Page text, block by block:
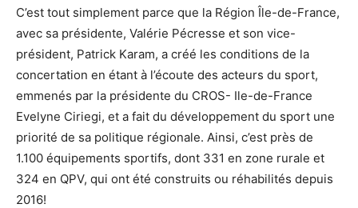
C’est tout simplement parce que la Région Île-de-France,
avec sa présidente, Valérie Pécresse et son vice-
président, Patrick Karam, a créé les conditions de la
concertation en étant à l’écoute des acteurs du sport,
emmenés par la présidente du CROS- Ile-de-France
Evelyne Ciriegi, et a fait du développement du sport une
priorité de sa politique régionale. Ainsi, c’est près de
1.100 équipements sportifs, dont 331 en zone rurale et
324 en QPV, qui ont été construits ou réhabilités depuis
2016!